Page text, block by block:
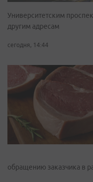
Университетским
другим адресам
сегодня, 14:44
обращению заказчика в